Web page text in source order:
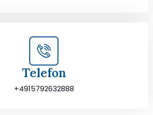
Telefon
+4915792632888